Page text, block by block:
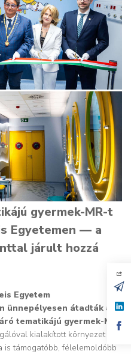
gyermek-MR-t
Egyetemen — a
járult hozzá
Egyetem
ünnepélyesen átadták a
tematikájú gyermek-MR-
kialakított környezet
is támogatóbb, félelemoldóbb